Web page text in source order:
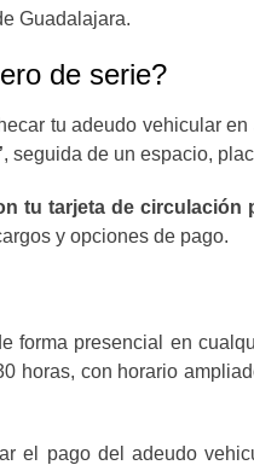
Guadalajara.
de serie?
tu adeudo vehicular
, seguida de un espacio,
tu tarjeta de circulación
y opciones de pago.
forma presencial en
horas, con horario
el pago del adeudo